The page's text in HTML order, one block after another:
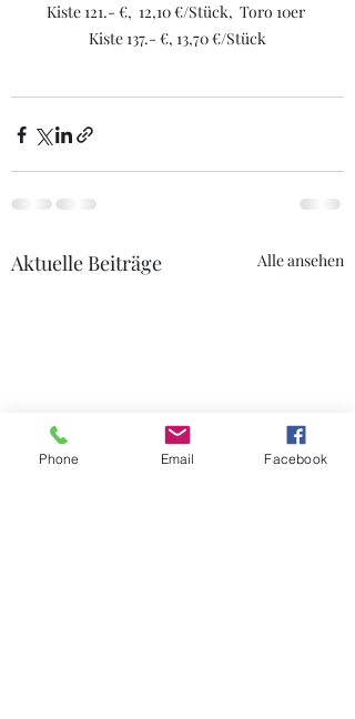
Kiste 121.- €,  12,10 €/Stück,  Toro 10er
Kiste 137.- €, 13,70 €/Stück
Aktuelle Beiträge Alle ansehen
Phone Email Facebook